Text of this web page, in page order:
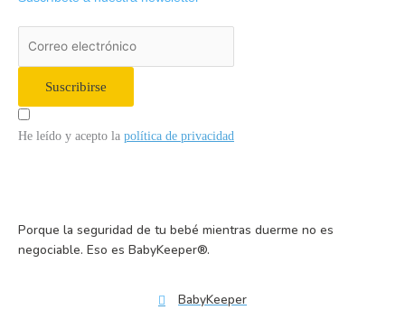
Suscribirse
He leído y acepto la política de privacidad
Porque la seguridad de tu bebé mientras duerme no es
negociable. Eso es BabyKeeper®.
BabyKeeper